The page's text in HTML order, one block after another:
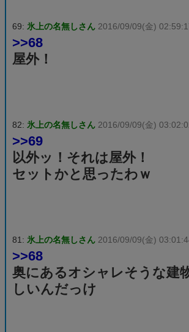
69: 氷上の名無しさん 2016/09/09(金)
>>68
屋外！
82: 氷上の名無しさん 2016/09/09(金)
>>69
以外ッ！それは屋外！
セットかと思ったわｗ
81: 氷上の名無しさん 2016/09/09(金)
>>68
奥にあるオシャレそうな建
しいんだっけ